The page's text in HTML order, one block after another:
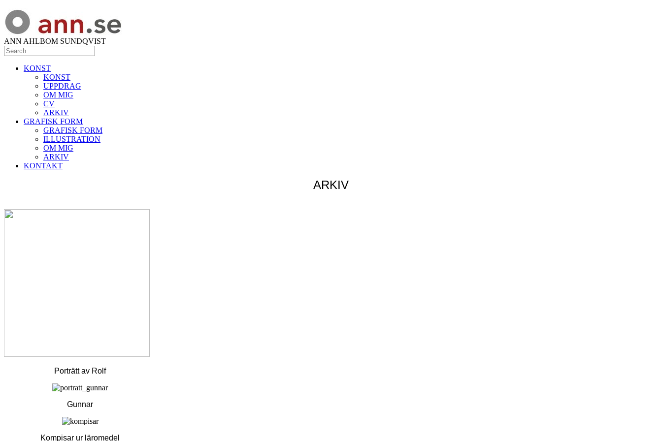
ANN AHLBOM SUNDQVIST
KONST
KONST
UPPDRAG
OM MIG
CV
ARKIV
GRAFISK FORM
GRAFISK FORM
ILLUSTRATION
OM MIG
ARKIV
KONTAKT
ARKIV
Porträtt av Rolf
Gunnar
Kompisar ur läromedel